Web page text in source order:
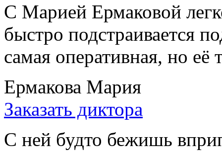
С Марией Ермаковой
быстро подстраивается
самая оперативная, но её
Ермакова Мария
Заказать диктора
С ней будто бежишь